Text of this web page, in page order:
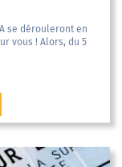
se dérouleront en
vous ! Alors, du 5